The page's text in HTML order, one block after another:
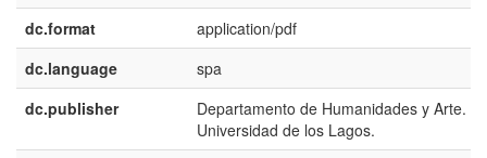
dc.format
application/pdf
dc.language
spa
dc.publisher
Departamento de Humanidades y Arte.
Universidad de los Lagos.